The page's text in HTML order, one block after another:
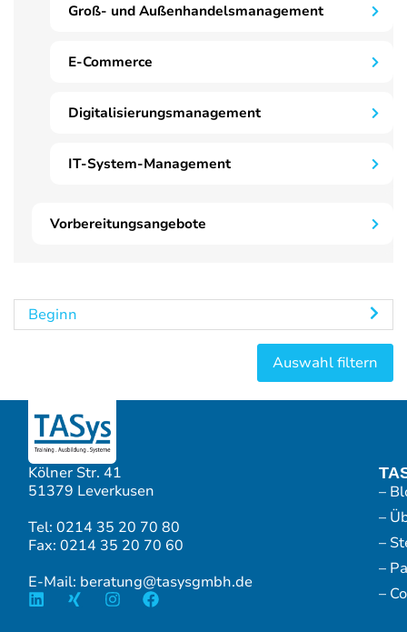
Groß- und Außenhandelsmanagement
E-Commerce
Digitalisierungsmanagement
IT-System-Management
Vorbereitungsangebote
Beginn
Kölner Str. 41
51379 Leverkusen
Tel: 0214 35 20 70 80
Fax: 0214 35 20 70 60
E-Mail: beratung@tasysgmbh.de
–
–
–
–
–